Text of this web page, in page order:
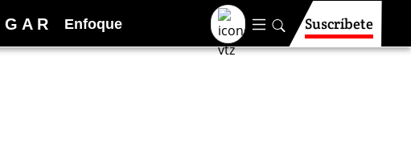
G A R Enfoque Suscríbete